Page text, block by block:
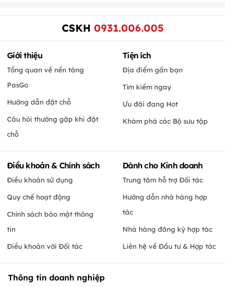
CSKH 0931.006.005
Giới thiệu
Tổng quan về nền tảng
PasGo
Hướng dẫn đặt chỗ
Câu hỏi thường gặp khi đặt
chỗ
Tiện ích
Địa điểm gần bạn
Tìm kiếm ngay
Ưu đãi đang Hot
Khám phá các Bộ sưu tập
Điều khoản & Chính sách
Điều khoản sử dụng
Quy chế hoạt động
Chính sách bảo mật thông
tin
Điều khoản với Đối tác
Dành cho Kinh doanh
Trung tâm hỗ trợ Đối tác
Hướng dẫn nhà hàng hợp
tác
Nhà hàng đăng ký hợp tác
Liên hệ về Đầu tư & Hợp tác
Thông tin doanh nghiệp